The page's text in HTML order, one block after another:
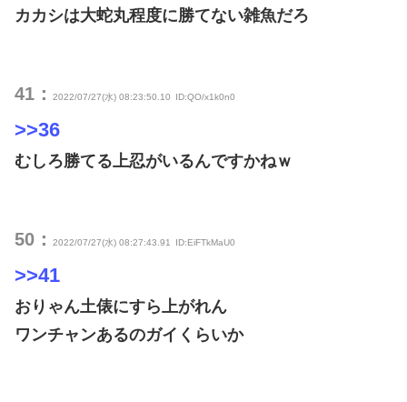
カカシは大蛇丸程度に勝てない雑魚だろ
41： 2022/07/27(水) 08:23:50.10 ID:QO/x1k0n0
>>36
むしろ勝てる上忍がいるんですかねｗ
50： 2022/07/27(水) 08:27:43.91 ID:EiFTkMaU0
>>41
おりゃん土俵にすら上がれん
ワンチャンあるのガイくらいか